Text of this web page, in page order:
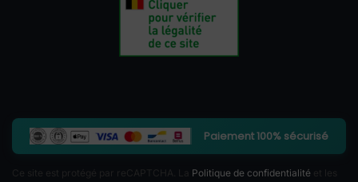
Paiement 100% sécurisé
Politique de confidentialité